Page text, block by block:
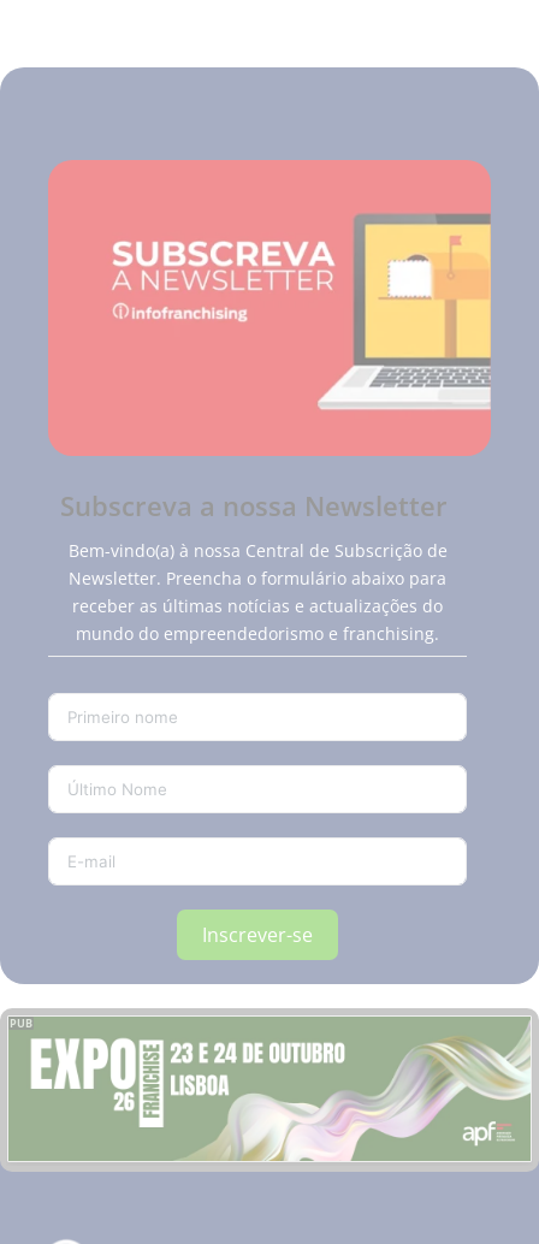
Subscreva a nossa Newsletter
Bem-vindo(a) à nossa Central de Subscrição de
Newsletter. Preencha o formulário abaixo para
receber as últimas notícias e actualizações do
mundo do empreendedorismo e franchising.
Inscrever-se
PUB